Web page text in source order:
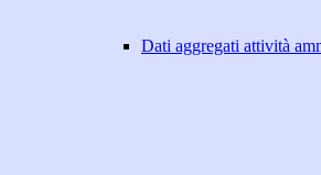
Dati aggregati attività